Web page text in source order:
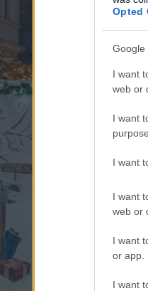
Opted
Google
I want
web or
I want
I want
I want
web or
I want
or app.
I want